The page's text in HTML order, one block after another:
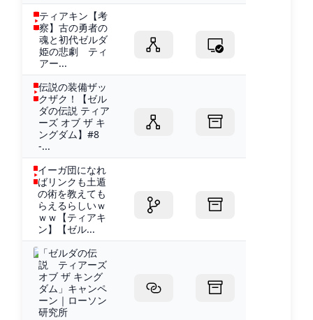
ティアキン【考
察】古の勇者の
魂と初代ゼルダ
姫の悲劇 ティ
アー...
伝説の装備ザッ
クザク！【ゼル
ダの伝説 ティア
ーズ オブ ザ キ
ングダム】#8
-...
イーガ団になれ
ばリンクも土遁
の術を教えても
らえるらしいｗ
ｗｗ【ティアキ
ン】【ゼル...
「ゼルダの伝
説 ティアーズ
オブ ザ キング
ダム」キャンペ
ーン｜ローソン
研究所